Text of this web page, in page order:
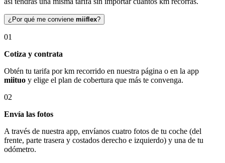
¿Por qué me conviene miiflex?
01
Cotiza y contrata
Obtén tu tarifa por km recorrido en nuestra página o en la app
miituo y elige el plan de cobertura que más te convenga.
02
Envía las fotos
A través de nuestra app, envíanos cuatro fotos de tu coche (del
frente, parte trasera y costados derecho e izquierdo) y una de tu
odómetro.